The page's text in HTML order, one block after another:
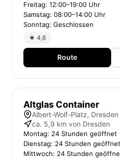
Freitag: 12:00–19:00 Uhr
Samstag: 08:00–14:00 Uhr
Sonntag: Geschlossen
★ 4,6
Route
Altglas Container
Albert-Wolf-Platz, Dresden
ca. 5,9 km von Dresden
Montag: 24 Stunden geöffnet
Dienstag: 24 Stunden geöffnet
Mittwoch: 24 Stunden